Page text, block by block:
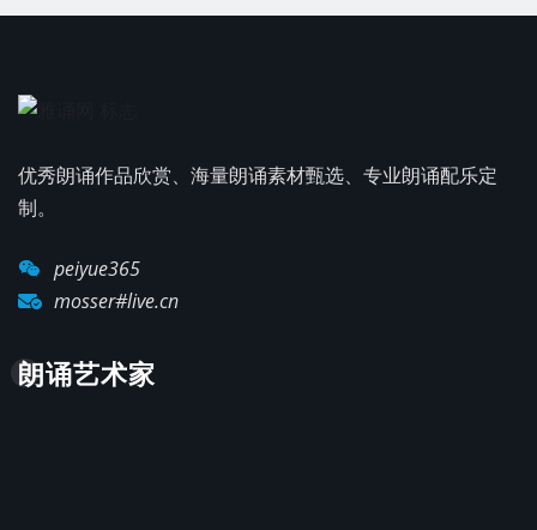
优秀朗诵作品欣赏、海量朗诵素材甄选、专业朗诵配乐定
制。
peiyue365
mosser#live.cn
朗诵艺术家